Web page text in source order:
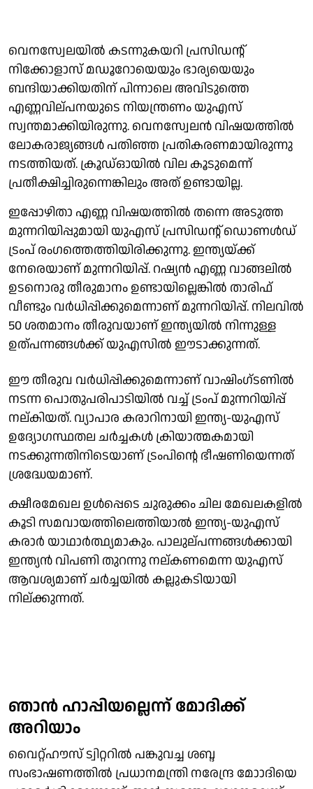
വെനസ്വേലയില്‍ കടന്നുകയറി പ്രസിഡന്റ്
നിക്കോളാസ് മഡൂറോയെയും ഭാര്യയെയും
ബന്ദിയാക്കിയതിന് പിന്നാലെ അവിടുത്തെ
എണ്ണവില്പനയുടെ നിയന്ത്രണം യുഎസ്
സ്വന്തമാക്കിയിരുന്നു. വെനസ്വേലന്‍ വിഷയത്തില്‍
ലോകരാജ്യങ്ങള്‍ പതിഞ്ഞ പ്രതികരണമായിരുന്നു
നടത്തിയത്. ക്രൂഡ്ഓയില്‍ വില കൂടുമെന്ന്
പ്രതീക്ഷിച്ചിരുന്നെങ്കിലും അത് ഉണ്ടായില്ല.
ഇപ്പോഴിതാ എണ്ണ വിഷയത്തില്‍ തന്നെ അടുത്ത
മുന്നറിയിപ്പുമായി യുഎസ് പ്രസിഡന്റ് ഡൊണള്‍ഡ്
ട്രംപ് രംഗത്തെത്തിയിരിക്കുന്നു. ഇന്ത്യയ്ക്ക്
നേരെയാണ് മുന്നറിയിപ്പ്. റഷ്യന്‍ എണ്ണ വാങ്ങലില്‍
ഉടനൊരു തീരുമാനം ഉണ്ടായില്ലെങ്കില്‍ താരിഫ്
വീണ്ടും വര്‍ധിപ്പിക്കുമെന്നാണ് മുന്നറിയിപ്പ്. നിലവില്‍
50 ശതമാനം തീരുവയാണ് ഇന്ത്യയില്‍ നിന്നുള്ള
ഉത്പന്നങ്ങള്‍ക്ക് യുഎസില്‍ ഈടാക്കുന്നത്.
ഈ തീരുവ വര്‍ധിപ്പിക്കുമെന്നാണ് വാഷിംഗ്ടണില്‍
നടന്ന പൊതുപരിപാടിയില്‍ വച്ച് ട്രംപ് മുന്നറിയിപ്പ്
നല്കിയത്. വ്യാപാര കരാറിനായി ഇന്ത്യ-യുഎസ്
ഉദ്യോഗസ്ഥതല ചര്‍ച്ചകള്‍ ക്രിയാത്മകമായി
നടക്കുന്നതിനിടെയാണ് ട്രംപിന്റെ ഭീഷണിയെന്നത്
ശ്രദ്ധേയമാണ്.
ക്ഷീരമേഖല ഉള്‍പ്പെടെ ചുരുക്കം ചില മേഖലകളില്‍
കൂടി സമവായത്തിലെത്തിയാല്‍ ഇന്ത്യ-യുഎസ്
കരാര്‍ യാഥാര്‍ത്ഥ്യമാകും. പാലുല്പന്നങ്ങള്‍ക്കായി
ഇന്ത്യന്‍ വിപണി തുറന്നു നല്കണമെന്ന യുഎസ്
ആവശ്യമാണ് ചര്‍ച്ചയില്‍ കല്ലുകടിയായി
നില്ക്കുന്നത്.
ഞാന്‍ ഹാപ്പിയല്ലെന്ന് മോദിക്ക്
അറിയാം
വൈറ്റ്ഹൗസ് ട്വിറ്ററില്‍ പങ്കുവച്ച ശബ്ദ
സംഭാഷണത്തില്‍ പ്രധാനമന്ത്രി നരേന്ദ്ര മോാദിയെ